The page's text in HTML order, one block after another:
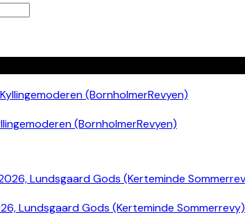
(BornholmerRevyen)
Lundsgaard Gods (Kerteminde Sommerrevy)